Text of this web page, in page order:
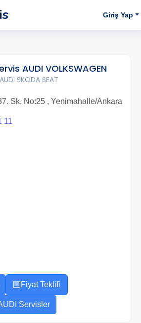
Giriş Yap
AUDI VOLKSWAGEN
SKODA SEAT
Sk. No:25 , Yenimahalle/Ankara
11
Fiyat Teklifi
Servisler